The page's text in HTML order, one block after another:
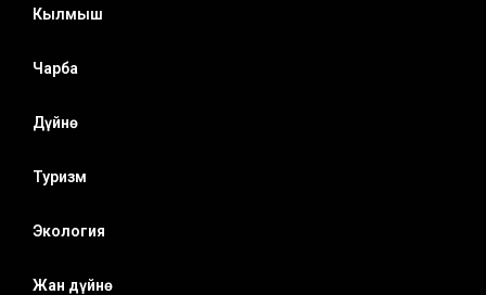
Кылмыш
Чарба
Дүйнө
Туризм
Экология
Жан дүйнө